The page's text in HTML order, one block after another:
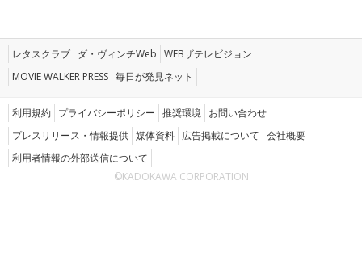
レタスクラブ ダ・ヴィンチWeb WEBザテレビジョン
MOVIE WALKER PRESS 毎日が発見ネット
利用規約 プライバシーポリシー 推奨環境 お問い合わせ
プレスリリース・情報提供 媒体資料 広告掲載について 会社概要
利用者情報の外部送信について
©KADOKAWA CORPORATION